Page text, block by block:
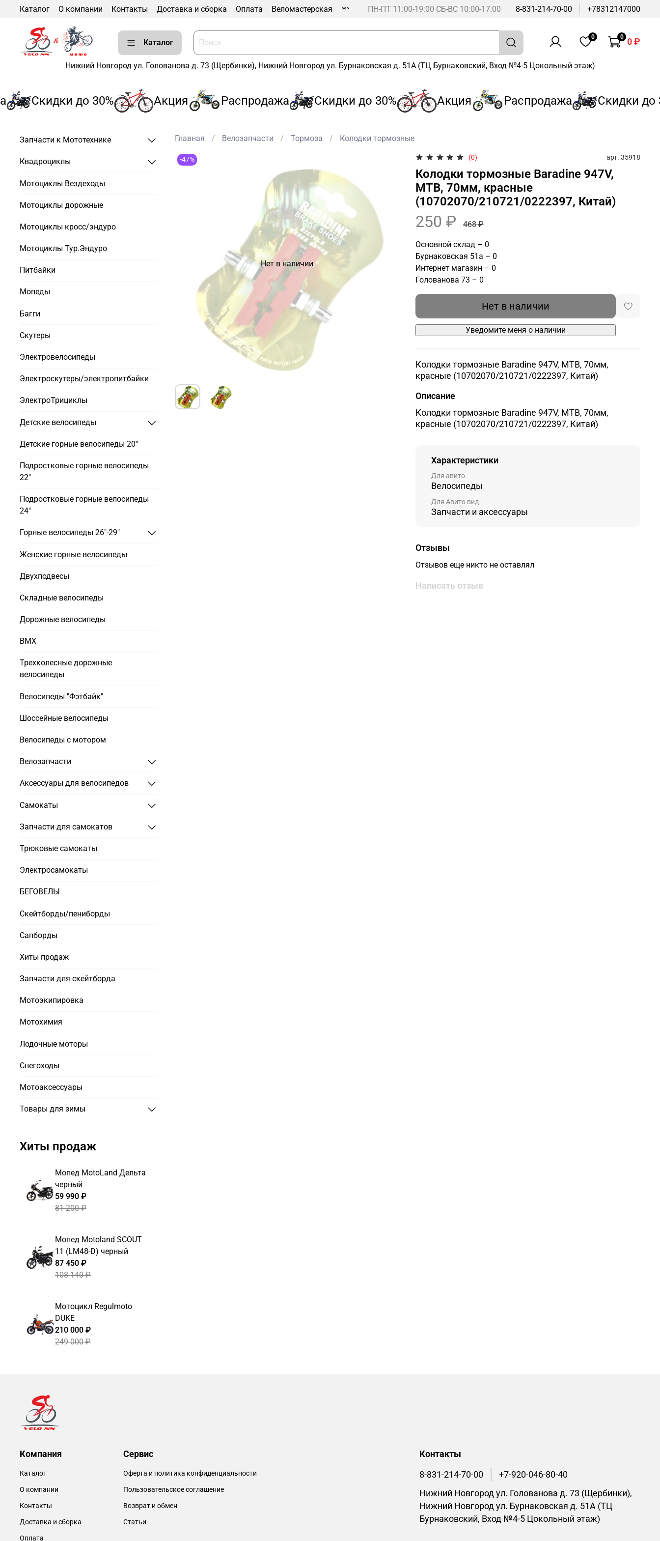
Каталог О компании Контакты Доставка и сборка Оплата Веломастерская ПН-ПТ 11:00-19:00 СБ-ВС 10:00-17:00 8-831-214-70-00 +78312147000
Каталог
0 0 0 ₽
Нижний Новгород ул. Голованова д. 73 (Щербинки), Нижний Новгород ул. Бурнаковская д. 51А (ТЦ Бурнаковский, Вход №4-5 Цокольный этаж)
Скидки до 30% Акция Распродажа Скидки до 30% Акция Распродажа Скидки до
Главная Велозапчасти Тормоза Колодки тормозные
Нет в наличии
-47% (0) арт. 35918
Колодки тормозные Baradine 947V,
МТВ, 70мм, красные
(10702070/210721/0222397, Китай)
250 ₽ 468 ₽
Основной склад – 0
Бурнаковская 51а – 0
Интернет магазин – 0
Голованова 73 – 0
Нет в наличии
Уведомите меня о наличии
Колодки тормозные Baradine 947V, МТВ, 70мм,
красные (10702070/210721/0222397, Китай)
Описание
Колодки тормозные Baradine 947V, МТВ, 70мм,
красные (10702070/210721/0222397, Китай)
Характеристики
Для авито
Велосипеды
Для Авито вид
Запчасти и аксессуары
Отзывы
Отзывов еще никто не оставлял
Написать отзыв
Запчасти к Мототехнике
Квадроциклы
Мотоциклы Вездеходы
Мотоциклы дорожные
Мотоциклы кросс/эндуро
Мотоциклы Тур.Эндуро
Питбайки
Мопеды
Багги
Скутеры
Электровелосипеды
Электроскутеры/электропитбайки
ЭлектроТрициклы
Детские велосипеды
Детские горные велосипеды 20"
Подростковые горные велосипеды
22"
Подростковые горные велосипеды
24"
Горные велосипеды 26"-29"
Женские горные велосипеды
Двухподвесы
Складные велосипеды
Дорожные велосипеды
BMX
Трехколесные дорожные
велосипеды
Велосипеды "Фэтбайк"
Шоссейные велосипеды
Велосипеды с мотором
Велозапчасти
Аксессуары для велосипедов
Самокаты
Запчасти для самокатов
Трюковые самокаты
Электросамокаты
БЕГОВЕЛЫ
Скейтборды/пениборды
Сапборды
Хиты продаж
Запчасти для скейтборда
Мотоэкипировка
Мотохимия
Лодочные моторы
Снегоходы
Мотоаксессуары
Товары для зимы
Хиты продаж
Мопед MotoLand Дельта
черный
59 990 ₽
81 200 ₽
Мопед Motoland SCOUT
11 (LM48-D) черный
87 450 ₽
108 140 ₽
Мотоцикл Regulmoto
DUKE
210 000 ₽
249 000 ₽
Компания
Каталог
О компании
Контакты
Доставка и сборка
Оплата
Сервис
Оферта и политика конфиденциальности
Пользовательское соглашение
Возврат и обмен
Статьи
Контакты
8-831-214-70-00
+7-920-046-80-40
Нижний Новгород ул. Голованова д. 73 (Щербинки),
Нижний Новгород ул. Бурнаковская д. 51А (ТЦ
Бурнаковский, Вход №4-5 Цокольный этаж)